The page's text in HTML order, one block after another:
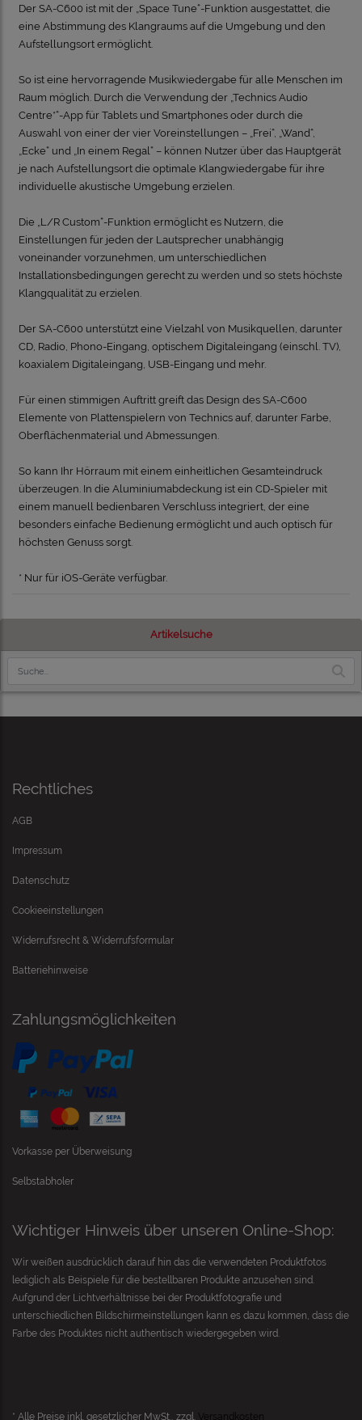
Der SA-C600 ist mit der „Space Tune“-Funktion ausgestattet, die
eine Abstimmung des Klangraums auf die Umgebung und den
Aufstellungsort ermöglicht.
So ist eine hervorragende Musikwiedergabe für alle Menschen im
Raum möglich. Durch die Verwendung der „Technics Audio
Centre*“-App für Tablets und Smartphones oder durch die
Auswahl von einer der vier Voreinstellungen – „Frei“, „Wand“,
„Ecke“ und „In einem Regal“ – können Nutzer über das Hauptgerät
je nach Aufstellungsort die optimale Klangwiedergabe für ihre
individuelle akustische Umgebung erzielen.
Die „L/R Custom“-Funktion ermöglicht es Nutzern, die
Einstellungen für jeden der Lautsprecher unabhängig
voneinander vorzunehmen, um unterschiedlichen
Installationsbedingungen gerecht zu werden und so stets höchste
Klangqualität zu erzielen.
Der SA-C600 unterstützt eine Vielzahl von Musikquellen, darunter
CD, Radio, Phono-Eingang, optischem Digitaleingang (einschl. TV),
koaxialem Digitaleingang, USB-Eingang und mehr.
Für einen stimmigen Auftritt greift das Design des SA-C600
Elemente von Plattenspielern von Technics auf, darunter Farbe,
Oberflächenmaterial und Abmessungen.
So kann Ihr Hörraum mit einem einheitlichen Gesamteindruck
überzeugen. In die Aluminiumabdeckung ist ein CD-Spieler mit
einem manuell bedienbaren Verschluss integriert, der eine
besonders einfache Bedienung ermöglicht und auch optisch für
höchsten Genuss sorgt.
* Nur für iOS-Geräte verfügbar.
Artikelsuche
Rechtliches
AGB
Impressum
Datenschutz
Cookieeinstellungen
Widerrufsrecht & Widerrufsformular
Batteriehinweise
Zahlungsmöglichkeiten
Vorkasse per Überweisung
Selbstabholer
Wichtiger Hinweis über unseren Online-Shop:
Wir weißen ausdrücklich darauf hin das die verwendeten Produktfotos
lediglich als Beispiele für die bestellbaren Produkte anzusehen sind.
Aufgrund der Lichtverhältnisse bei der Produktfotografie und
unterschiedlichen Bildschirmeinstellungen kann es dazu kommen, dass die
Farbe des Produktes nicht authentisch wiedergegeben wird.
* Alle Preise inkl. gesetzlicher MwSt., zzgl. Versandkosten